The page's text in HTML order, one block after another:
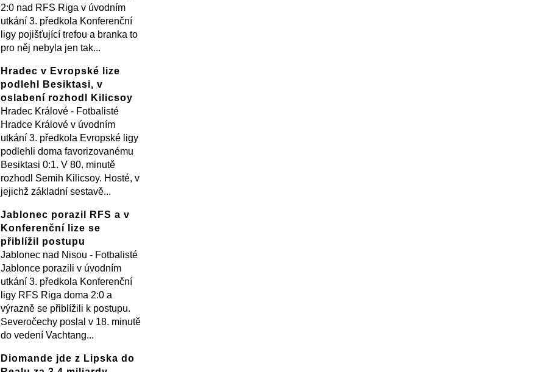
2:0 nad RFS Riga v úvodním
utkání 3. předkola Konferenční
ligy pojišťující trefou a branka to
pro něj nebyla jen tak...
Hradec v Evropské lize
podlehl Besiktasi, v
oslabení rozhodl Kilicsoy
Hradec Králové - Fotbalisté
Hradce Králové v úvodním
utkání 3. předkola Evropské ligy
podlehli doma favorizovanému
Besiktasi 0:1. V 80. minutě
rozhodl Semih Kilicsoy. Hosté, v
jejichž základní sestavě...
Jablonec porazil RFS a v
Konferenční lize se
přiblížil postupu
Jablonec nad Nisou - Fotbalisté
Jablonce porazili v úvodním
utkání 3. předkola Konferenční
ligy RFS Riga doma 2:0 a
výrazně se přiblížili k postupu.
Severočechy poslal v 18. minutě
do vedení Vachtang...
Diomande jde z Lipska do